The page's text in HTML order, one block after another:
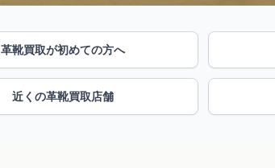
革靴買取が初めての方へ
近くの革靴買取店舗